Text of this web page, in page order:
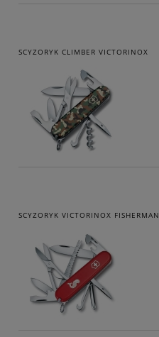
SCYZORYK CLIMBER VICTORINOX
SCYZORYK VICTORINOX FISHERMAN